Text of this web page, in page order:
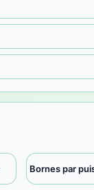
Bornes par